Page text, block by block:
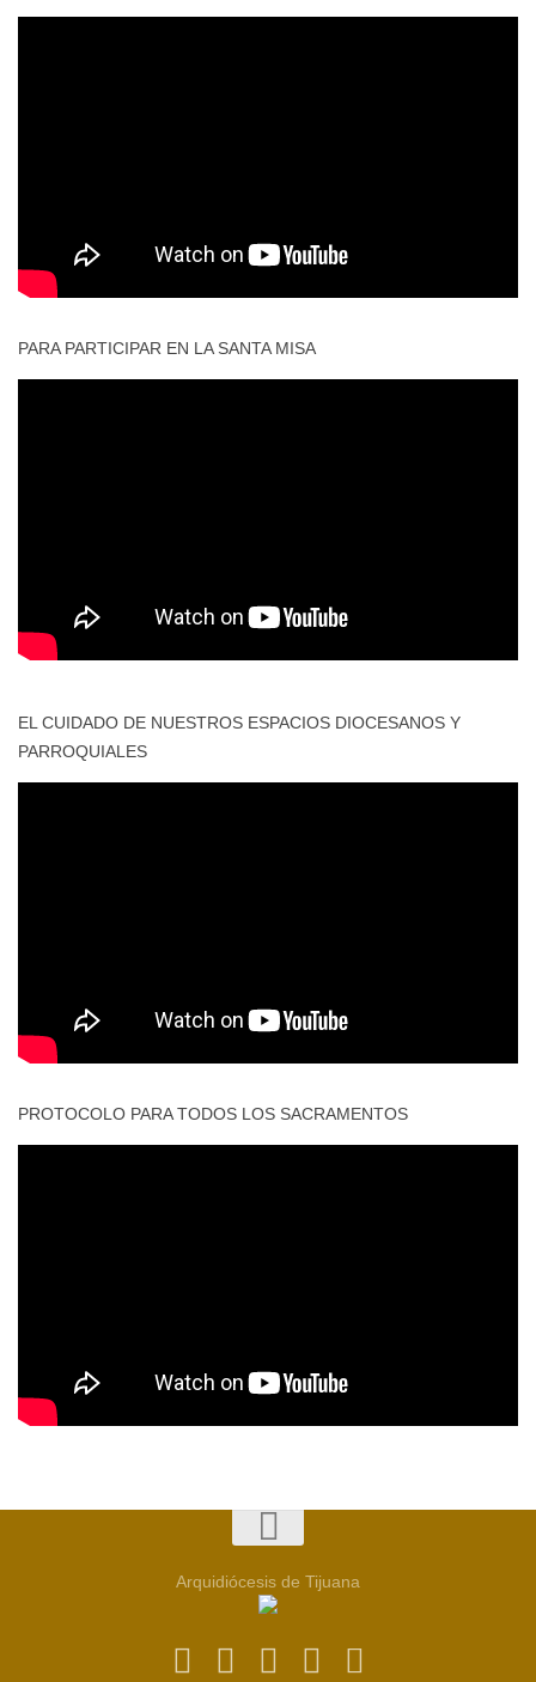
PARA PARTICIPAR EN LA SANTA MISA
EL CUIDADO DE NUESTROS ESPACIOS DIOCESANOS Y
PARROQUIALES
PROTOCOLO PARA TODOS LOS SACRAMENTOS
Arquidiócesis de Tijuana